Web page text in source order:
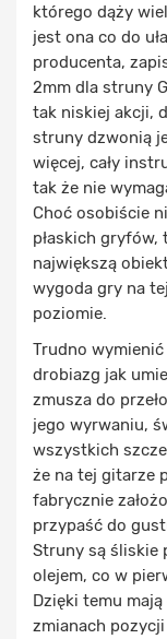
którego dąży
jest ona co do
producenta,
2mm dla struny
tak niskiej akcji,
struny dzwonią
więcej, cały
tak że nie
Choć osobiście
płaskich gryfów,
największą
wygoda gry na
poziomie.
Trudno
drobiazg jak
zmusza do
jego wyrwaniu,
wszystkich
że na tej gitarze
fabrycznie
przypaść do
Struny są śliskie
olejem, co w
Dzięki temu
zmianach